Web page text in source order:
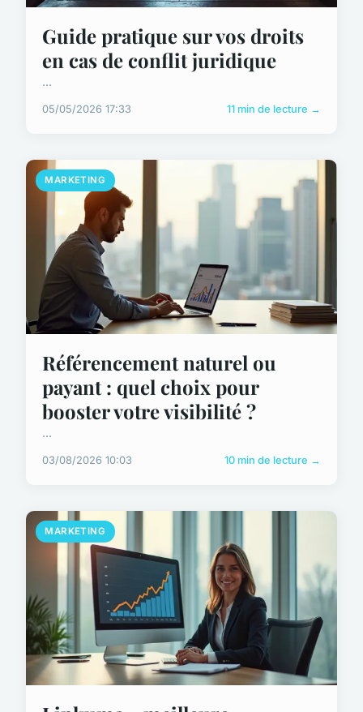
Guide pratique sur vos droits
en cas de conflit juridique
...
05/05/2026 17:33 11 min de lecture →
MARKETING
Référencement naturel ou
payant : quel choix pour
booster votre visibilité ?
...
03/08/2026 10:03 10 min de lecture →
MARKETING